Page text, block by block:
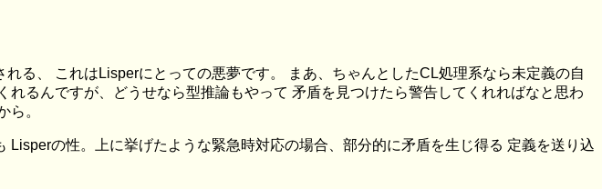
る、 これはLisperにとっての悪夢です。 まあ、ちゃんとしたCL処理系なら未定義の自
るんですが、どうせなら型推論もやって 矛盾を見つけたら警告してくれればなと思わ
ら。
の性。上に挙げたような緊急時対応の場合、部分的に矛盾を生じ得る 定義を送り込